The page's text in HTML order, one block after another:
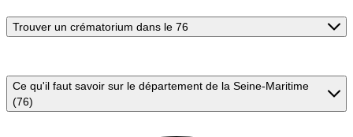
Trouver un crématorium dans le 76
Ce qu'il faut savoir sur le département de la Seine-Maritime
(76)